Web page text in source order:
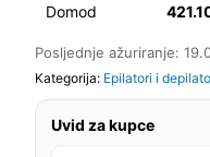
Domod
Posljednje ažuriranje:
Kategorija: Epilatori i
Uvid za kupce